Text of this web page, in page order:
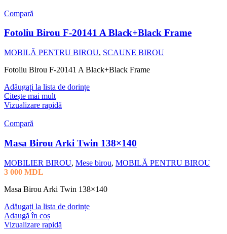
Compară
Fotoliu Birou F-20141 A Black+Black Frame
MOBILĂ PENTRU BIROU, SCAUNE BIROU
Fotoliu Birou F-20141 A Black+Black Frame
Adăugați la lista de dorințe
Citește mai mult
Vizualizare rapidă
Compară
Masa Birou Arki Twin 138×140
MOBILIER BIROU, Mese birou, MOBILĂ PENTRU BIROU
3 000 MDL
Masa Birou Arki Twin 138×140
Adăugați la lista de dorințe
Adaugă în coș
Vizualizare rapidă